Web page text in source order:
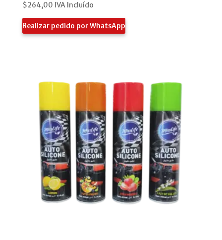
$264,00 IVA Incluído
Realizar pedido por WhatsApp